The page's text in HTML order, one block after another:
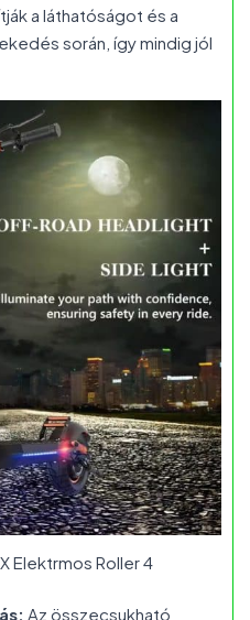
a láthatóságot és a
során, így mindig jól
Elektrmos Roller 4
Az összecsukható